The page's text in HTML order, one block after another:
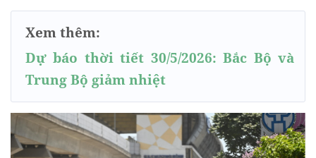
Xem thêm:
Dự báo thời tiết 30/5/2026: Bắc Bộ và
Trung Bộ giảm nhiệt